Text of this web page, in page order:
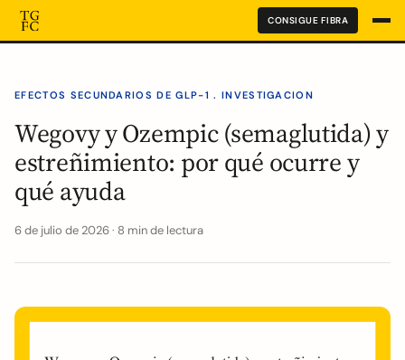
CONSIGUE FIBRA
EFECTOS SECUNDARIOS DE GLP-1 . INVESTIGACION
Wegovy y Ozempic (semaglutida) y
estreñimiento: por qué ocurre y
qué ayuda
6 de julio de 2026 · 8 min de lectura